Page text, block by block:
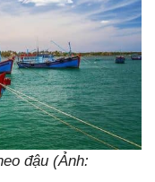
đậu (Ảnh: